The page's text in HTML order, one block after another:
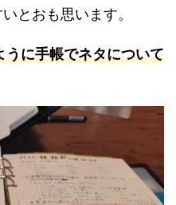
とおも思います。
に手帳でネタについて